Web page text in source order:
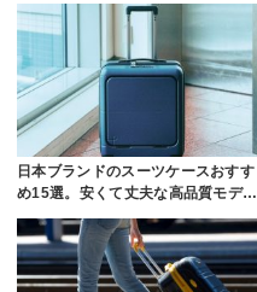
日本ブランドのスーツケースおすす
め15選。安くて丈夫な高品質モデ…